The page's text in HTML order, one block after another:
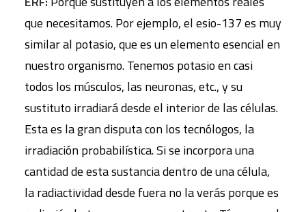
que necesitamos. Por ejemplo, el esio-137 es muy
similar al potasio, que es un elemento esencial en
nuestro organismo. Tenemos potasio en casi
todos los músculos, las neuronas, etc., y su
sustituto irradiará desde el interior de las células.
Esta es la gran disputa con los tecnólogos, la
irradiación probabilística. Si se incorpora una
cantidad de esta sustancia dentro de una célula,
la radiactividad desde fuera no la verás porque es